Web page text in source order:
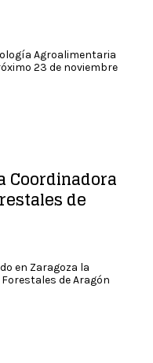
Agroalimentaria
23 de noviembre
Coordinadora
de
en Zaragoza la
de Aragón